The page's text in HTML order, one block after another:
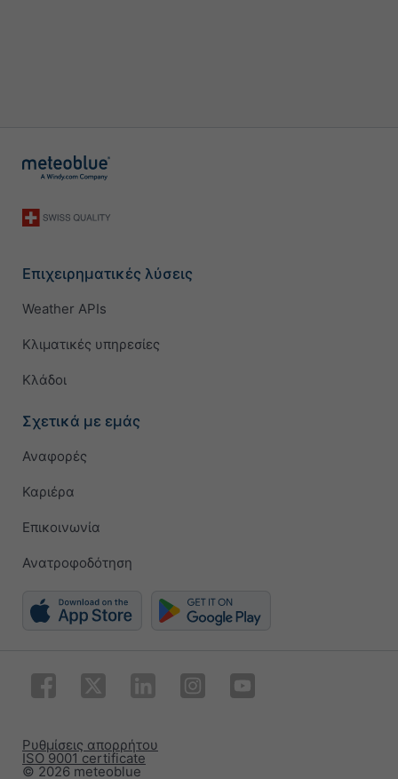
Επιχειρηματικές λύσεις
Weather APIs
Κλιματικές υπηρεσίες
Κλάδοι
Σχετικά με εμάς
Αναφορές
Καριέρα
Επικοινωνία
Ανατροφοδότηση
© 2026 meteoblue
ISO 9001 certificate
Ρυθμίσεις απορρήτου